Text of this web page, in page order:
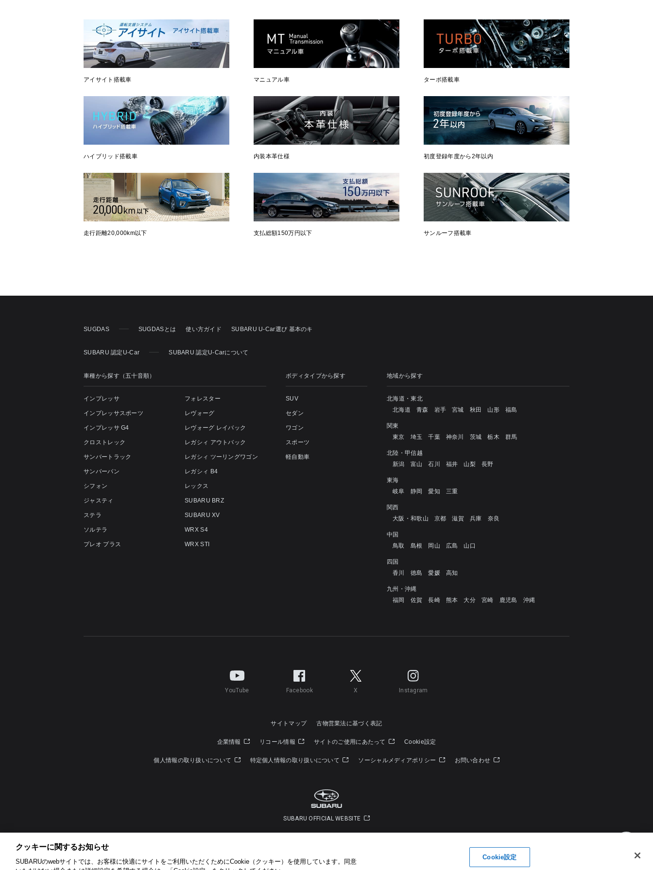
アイサイト搭載車 マニュアル車 ターボ搭載車
ハイブリッド搭載車 内装本革仕様 初度登録年度から2年以内
走行距離20,000km以下 支払総額150万円以下 サンルーフ搭載車
SUGDAS SUGDASとは 使い方ガイド SUBARU U-Car選び 基本のキ
SUBARU 認定U-Car SUBARU 認定U-Carについて
車種から探す（五十音順）
インプレッサ
インプレッサスポーツ
インプレッサ G4
クロストレック
サンバートラック
サンバーバン
シフォン
ジャスティ
ステラ
ソルテラ
プレオ プラス
フォレスター
レヴォーグ
レヴォーグ レイバック
レガシィ アウトバック
レガシィ ツーリングワゴン
レガシィ B4
レックス
SUBARU BRZ
SUBARU XV
WRX S4
WRX STI
ボディタイプから探す
SUV
セダン
ワゴン
スポーツ
軽自動車
地域から探す
北海道・東北
北海道
青森 岩手 宮城 秋田 山形 福島
関東
東京
埼玉 千葉 神奈川 茨城 栃木 群馬
北陸・甲信越
新潟
富山 石川 福井 山梨 長野
東海
岐阜
静岡 愛知 三重
関西
大阪・和歌山
京都 滋賀 兵庫 奈良
中国
鳥取
島根 岡山 広島 山口
四国
香川
徳島 愛媛 高知
九州・沖縄
福岡
佐賀 長崎 熊本 大分 宮崎 鹿児島 沖縄
YouTube Facebook X Instagram
サイトマップ 古物営業法に基づく表記
企業情報 リコール情報 サイトのご使用にあたって Cookie設定
個人情報の取り扱いについて 特定個人情報の取り扱いについて ソーシャルメディアポリシー お問い合わせ
SUBARU OFFICIAL WEBSITE
クッキーに関するお知らせ​
SUBARUのwebサイトでは、お客様に快適にサイトをご利用いただくためにCookie（クッキー）を使用しています。​ 同意
Cookie設定